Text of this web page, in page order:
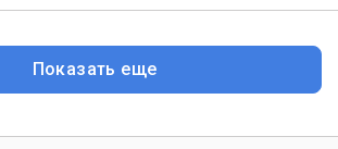
Показать еще